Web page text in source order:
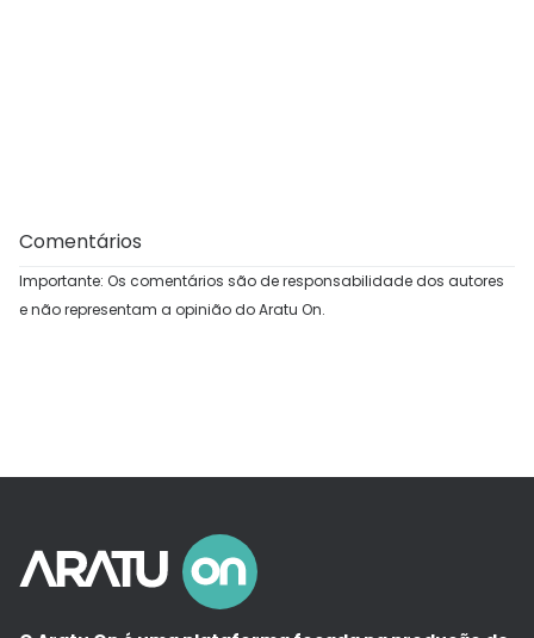
Comentários
Importante: Os comentários são de responsabilidade dos autores
e não representam a opinião do Aratu On.